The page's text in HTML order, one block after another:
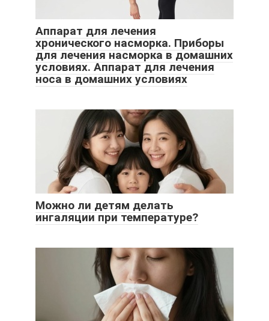
Аппарат для лечения
хронического насморка. Приборы
для лечения насморка в домашних
условиях. Аппарат для лечения
носа в домашних условиях
Можно ли детям делать
ингаляции при температуре?